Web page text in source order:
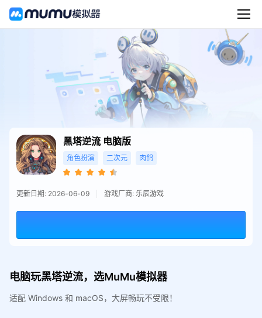
黑塔逆流 电脑版
角色扮演 二次元 肉鸽
更新日期: 2026-06-09 游戏厂商: 乐辰游戏
电脑玩黑塔逆流，选MuMu模拟器
适配 Windows 和 macOS，大屏畅玩不受限！